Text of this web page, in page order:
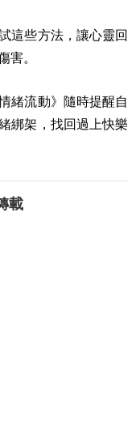
這些方法，讓心靈回
害。
緒流動》隨時提醒自
綁架，找回過上快樂
載